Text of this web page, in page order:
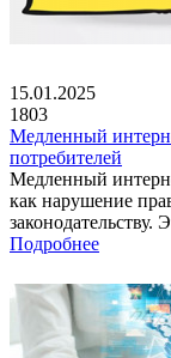
15.01.2025
1803
Медленный
потребителей
Медленный
как нарушение
законодательству.
Подробнее